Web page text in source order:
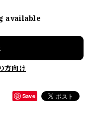
available
方向け
Save